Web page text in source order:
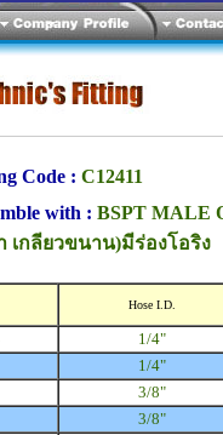
Code : C12411
with : BSPT MALE
เกลียวขนาน)มีร่องโอริง
Hose I.D.
1/4"
1/4"
3/8"
3/8"